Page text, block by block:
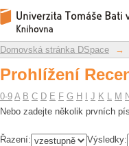
Prohlížení
Repozitář DSpace/
Domovská stránka DSpace →
Prohlížení
0-9 A B C D E F G H J K L M
Nebo zadejte několik prvních
Řazení: Výsledky: